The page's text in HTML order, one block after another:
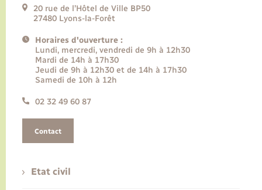
20 rue de l’Hôtel de Ville BP50
27480 Lyons-la-Forêt
Horaires d'ouverture :
Lundi, mercredi, vendredi de 9h à 12h30
Mardi de 14h à 17h30
Jeudi de 9h à 12h30 et de 14h à 17h30
Samedi de 10h à 12h
02 32 49 60 87
Contact
Etat civil